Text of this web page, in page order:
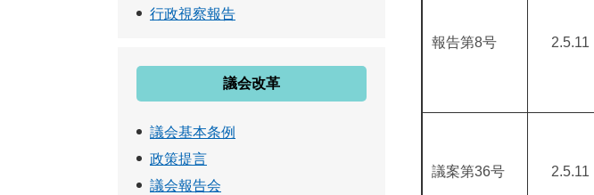
報告第8号 2.5.11
議案第36号 2.5.11
行政視察報告
議会改革
議会基本条例
政策提言
議会報告会